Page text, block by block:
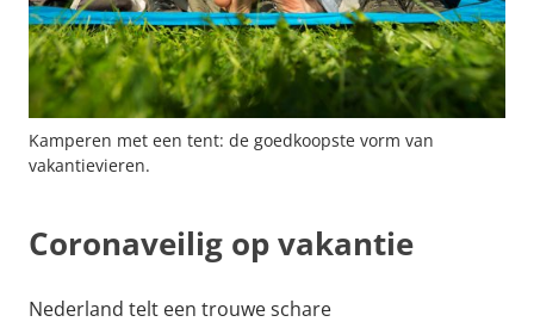
Kamperen met een tent: de goedkoopste vorm van
vakantievieren.
Coronaveilig op vakantie
Nederland telt een trouwe schare